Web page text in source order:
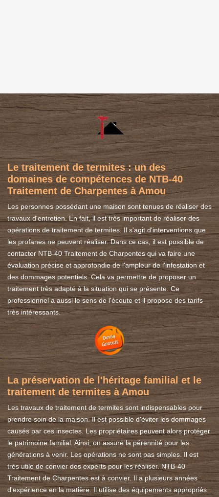
Le traitement de termites : un des
domaines de compétences de NTB-40
Traitement de Charpentes à Amou
Les personnes possédant une maison sont tenues de réaliser des
travaux d'entretien. En fait, il est très important de réaliser des
opérations de traitement de termites. Il s'agit d'interventions que
les profanes ne peuvent réaliser. Dans ce cas, il est possible de
contacter NTB-40 Traitement de Charpentes qui va faire une
évaluation précise et approfondie de l'ampleur de l'infestation et
des dommages potentiels. Cela va permettre de proposer un
traitement très adapté à la situation qui se présente. Ce
professionnel a aussi le sens de l'écoute et il propose des tarifs
très intéressants.
La préservation de l'héritage familial et le
traitement de termites à Amou
Les travaux de traitement de termites sont indispensables pour
prendre soin de la maison. Il est possible d'éviter les dommages
causés par ces insectes. Les propriétaires peuvent alors protéger
le patrimoine familial. Ainsi, on assure la pérennité pour les
générations à venir. Les opérations ne sont pas simples. Il est
très utile de convier des experts pour les réaliser. NTB-40
Traitement de Charpentes est à convier. Il a plusieurs années
d'expérience en la matière. Il utilise des équipements appropriés